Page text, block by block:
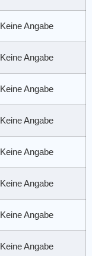
Keine Angabe
Keine Angabe
Keine Angabe
Keine Angabe
Keine Angabe
Keine Angabe
Keine Angabe
Keine Angabe